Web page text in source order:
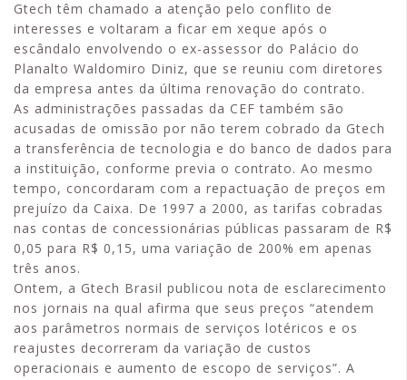
Gtech têm chamado a atenção pelo conflito de
interesses e voltaram a ficar em xeque após o
escândalo envolvendo o ex-assessor do Palácio do
Planalto Waldomiro Diniz, que se reuniu com diretores
da empresa antes da última renovação do contrato.
As administrações passadas da CEF também são
acusadas de omissão por não terem cobrado da Gtech
a transferência de tecnologia e do banco de dados para
a instituição, conforme previa o contrato. Ao mesmo
tempo, concordaram com a repactuação de preços em
prejuízo da Caixa. De 1997 a 2000, as tarifas cobradas
nas contas de concessionárias públicas passaram de R$
0,05 para R$ 0,15, uma variação de 200% em apenas
três anos.
Ontem, a Gtech Brasil publicou nota de esclarecimento
nos jornais na qual afirma que seus preços “atendem
aos parâmetros normais de serviços lotéricos e os
reajustes decorreram da variação de custos
operacionais e aumento de escopo de serviços”. A